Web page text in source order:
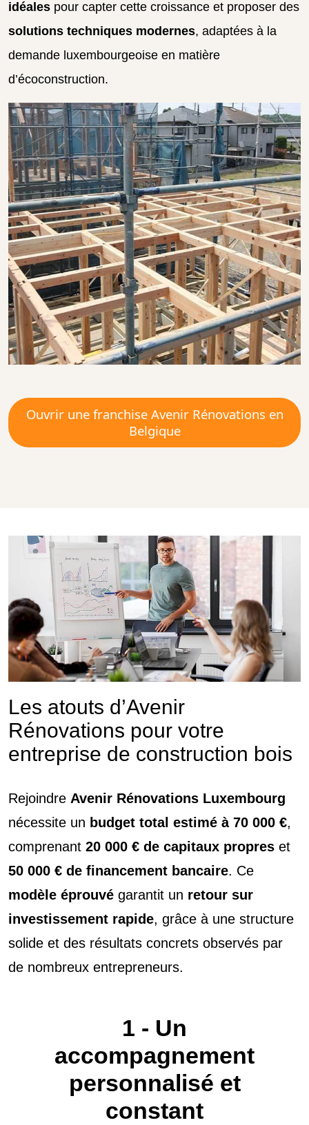
idéales pour capter cette croissance et proposer des
solutions techniques modernes, adaptées à la
demande luxembourgeoise en matière
d’écoconstruction.
Ouvrir une franchise Avenir Rénovations en
Belgique
Les atouts d’Avenir
Rénovations pour votre
entreprise de construction bois
Rejoindre Avenir Rénovations Luxembourg
nécessite un budget total estimé à 70 000 €,
comprenant 20 000 € de capitaux propres et
50 000 € de financement bancaire. Ce
modèle éprouvé garantit un retour sur
investissement rapide, grâce à une structure
solide et des résultats concrets observés par
de nombreux entrepreneurs.
1 - Un
accompagnement
personnalisé et
constant